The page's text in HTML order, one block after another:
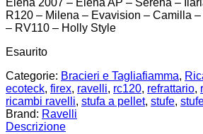
R120 – Milena – Evavision – Camilla
– RV110 – Holly Style
Esaurito
Categorie: Bracieri e Tagliafiamma,
ecoteck, firex, ravelli, rc120, refrattario,
ricambi ravelli, stufa a pellet, stufe,
Brand: Ravelli
Descrizione